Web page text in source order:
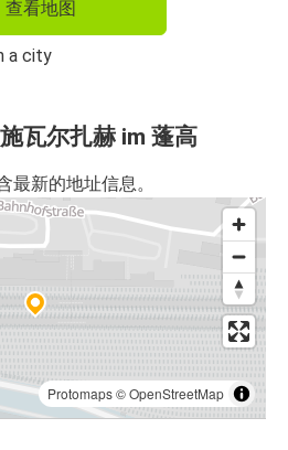
查看地图
瓦尔扎赫 im 蓬高
最新的地址信息。
Protomaps©OpenStreetMap